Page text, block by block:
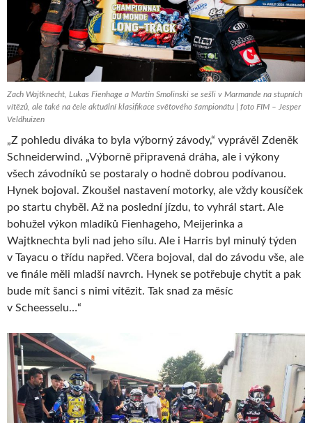
Zach Wajtknecht, Lukas Fienhage a Martin Smolinski se sešli v Marmande na stupních
vítězů, ale také na čele aktuální klasifikace světového šampionátu | foto FIM – Jesper
Veldhuizen
„Z pohledu diváka to byla výborný závody,“ vyprávěl Zdeněk
Schneiderwind. „Výborně připravená dráha, ale i výkony
všech závodníků se postaraly o hodně dobrou podívanou.
Hynek bojoval. Zkoušel nastavení motorky, ale vždy kousíček
po startu chyběl. Až na poslední jízdu, to vyhrál start. Ale
bohužel výkon mladíků Fienhageho, Meijerinka a
Wajtknechta byli nad jeho sílu. Ale i Harris byl minulý týden
v Tayacu o třídu napřed. Včera bojoval, dal do závodu vše, ale
ve finále měli mladší navrch. Hynek se potřebuje chytit a pak
bude mít šanci s nimi vítězit. Tak snad za měsíc
v Scheesselu…“